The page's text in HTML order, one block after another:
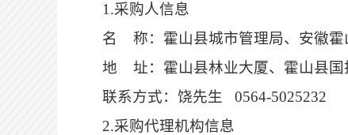
1.采购人信息
名
称：霍山县城市管理局、安徽
地
址：霍山县林业大厦、霍山县国
联系方式：饶先生
0564-5025232
2.采购代理机构信息